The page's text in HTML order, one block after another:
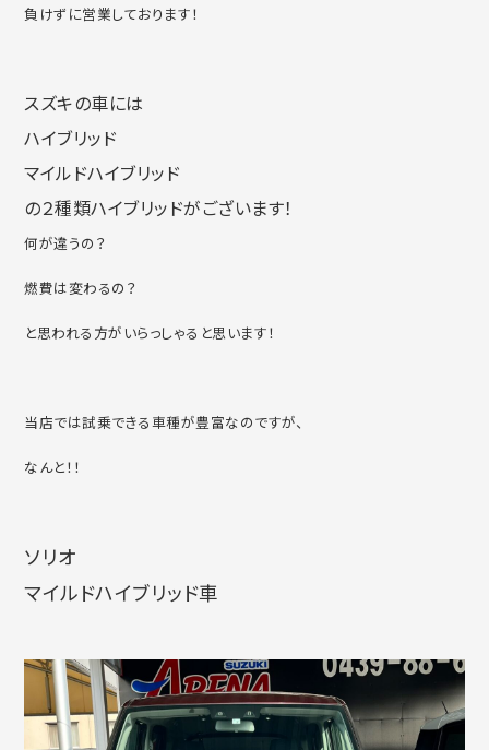
負けずに営業しております！
スズキの車には
ハイブリッド
マイルドハイブリッド
の２種類ハイブリッドがございます！
何が違うの？
燃費は変わるの？
と思われる方がいらっしゃると思います！
当店では試乗できる車種が豊富なのですが、
なんと！！
ソリオ
マイルドハイブリッド車